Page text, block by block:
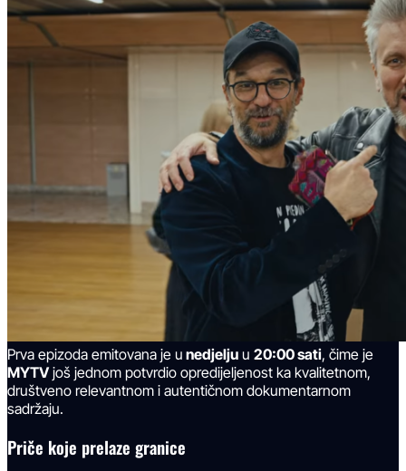
Prva epizoda emitovana je u nedjelju u 20:00 sati, čime je
MYTVjoš jednom potvrdio opredijeljenost ka kvalitetnom,
društveno relevantnom i autentičnom dokumentarnom
sadržaju.
Priče koje prelaze granice